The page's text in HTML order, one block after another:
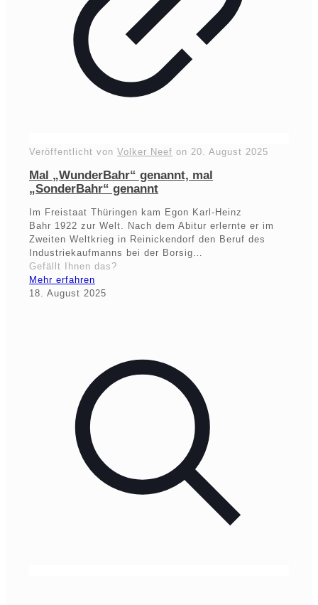
Veröffentlicht von Volker Neef on 20. August 2025
Mal „WunderBahr“ genannt, mal
„SonderBahr“ genannt
Im Freistaat Thüringen kam Egon Karl-Heinz
Bahr 1922 zur Welt. Nach dem Abitur erlernte er im
Zweiten Weltkrieg in Reinickendorf den Beruf des
Industriekaufmanns bei der Borsig…
Gefällt Ihnen das?
Mehr erfahren
18. August 2025